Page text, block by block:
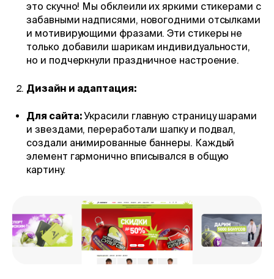
это скучно! Мы обклеили их яркими стикерами с
забавными надписями, новогодними отсылками
и мотивирующими фразами. Эти стикеры не
только добавили шарикам индивидуальности,
но и подчеркнули праздничное настроение.
Дизайн и адаптация:
Для сайта:Украсили главную страницу шарами
и звездами, переработали шапку и подвал,
создали анимированные баннеры. Каждый
элемент гармонично вписывался в общую
картину.